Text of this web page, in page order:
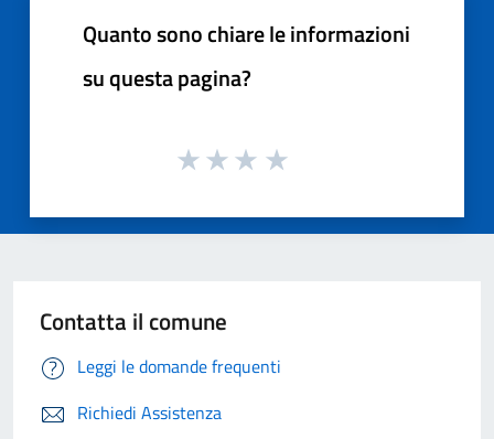
Quanto sono chiare le informazioni
su questa pagina?
Contatta il comune
Leggi le domande frequenti
Richiedi Assistenza